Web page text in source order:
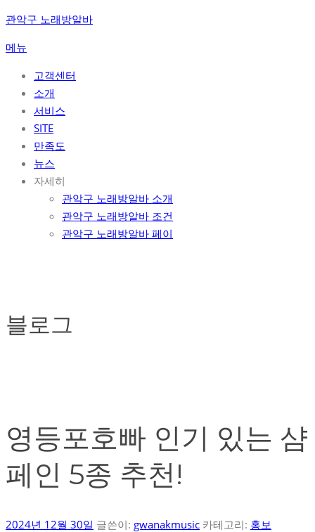
콘
츠
관악구 노래방알바
메뉴
고객센터
소개
서비스
SITE
만족도
뉴스
자세히
관악구 노래방알바 소개
관악구 노래방알바 조건
관악구 노래방알바 페이
블로그
영등포호빠 인기 있는 샴
페인 5종 추천!
2024년 12월 30일 글쓴이: gwanakmusic 카테고리: 홍보